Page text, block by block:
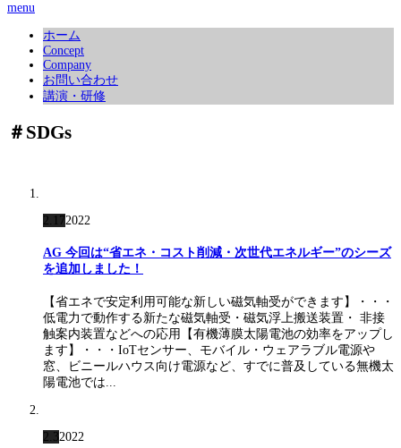
menu
ホーム
Concept
Company
お問い合わせ
講演・研修
＃SDGs
2.172022
AG 今回は“省エネ・コスト削減・次世代エネルギー”のシーズ
を追加しました！
【省エネで安定利用可能な新しい磁気軸受ができます】・・・
低電力で動作する新たな磁気軸受・磁気浮上搬送装置・ 非接
触案内装置などへの応用【有機薄膜太陽電池の効率をアップし
ます】・・・IoTセンサー、モバイル・ウェアラブル電源や
窓、ビニールハウス向け電源など、すでに普及している無機太
陽電池では...
2.32022